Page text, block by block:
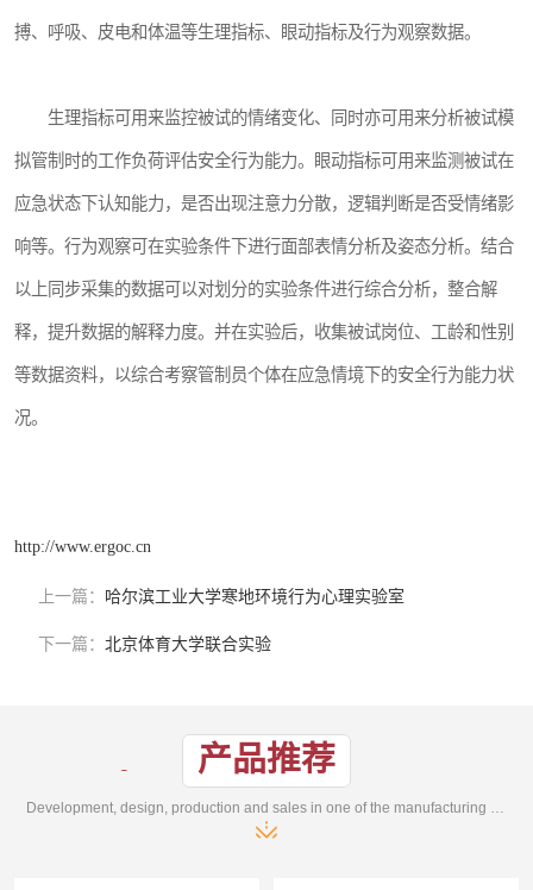
搏、呼吸、皮电和体温等生理指标、眼动指标及行为观察数据。
生理指标可用来监控被试的情绪变化、同时亦可用来分析被试模
拟管制时的工作负荷评估安全行为能力。眼动指标可用来监测被试在
应急状态下认知能力，是否出现注意力分散，逻辑判断是否受情绪影
响等。行为观察可在实验条件下进行面部表情分析及姿态分析。结合
以上同步采集的数据可以对划分的实验条件进行综合分析，整合解
释，提升数据的解释力度。并在实验后，收集被试岗位、工龄和性别
等数据资料，以综合考察管制员个体在应急情境下的安全行为能力状
况。
http://www.ergoc.cn
上一篇： 哈尔滨工业大学寒地环境行为心理实验室
下一篇： 北京体育大学联合实验
产品推荐
Development, design, production and sales in one of the manufacturing enterprises